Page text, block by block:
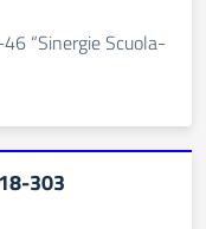
“Sinergie Scuola-
303